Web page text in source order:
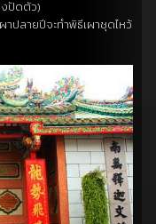
งปัดตัว)
าปลายปีจะทำพิธีเผาชุดไหว้